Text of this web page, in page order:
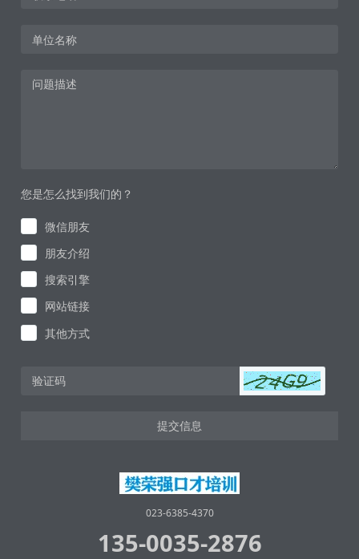
您是怎么找到我们的？
微信朋友
朋友介绍
搜索引擎
网站链接
其他方式
提交信息
023-6385-4370
135-0035-2876